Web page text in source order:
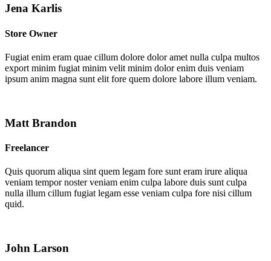
Jena Karlis
Store Owner
Fugiat enim eram quae cillum dolore dolor amet nulla culpa multos
export minim fugiat minim velit minim dolor enim duis veniam
ipsum anim magna sunt elit fore quem dolore labore illum veniam.
Matt Brandon
Freelancer
Quis quorum aliqua sint quem legam fore sunt eram irure aliqua
veniam tempor noster veniam enim culpa labore duis sunt culpa
nulla illum cillum fugiat legam esse veniam culpa fore nisi cillum
quid.
John Larson